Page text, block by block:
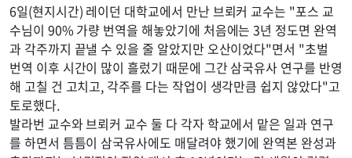
6일(현지시간) 레이던 대학교에서 만난 브뢰커 교수는 "포스 교
수님이 90% 가량 번역을 해놓았기에 처음에는 3년 정도면 완역
과 각주까지 끝낼 수 있을 줄 알았지만 오산이었다"면서 "초벌
번역 이후 시간이 많이 흘렀기 때문에 그간 삼국유사 연구를 반영
해 고칠 건 고치고, 각주를 다는 작업이 생각만큼 쉽지 않았다"고
토로했다.
발라번 교수와 브뢰커 교수 둘 다 각자 학교에서 맡은 일과 연구
를 하면서 틈틈이 삼국유사에도 매달려야 했기에 완역본 완성과